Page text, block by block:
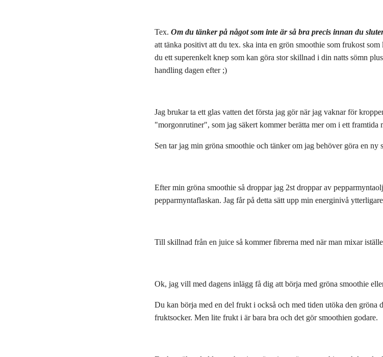
Tex. Om du tänker på något som inte är så bra precis innan du
att tänka positivt att du tex. ska inta en grön smoothie som frukost
du ett superenkelt knep som kan göra stor skillnad i din natts sömn
handling dagen efter ;)
Jag brukar ta ett glas vatten det första jag gör när jag vaknar för
"morgonrutiner", som jag säkert kommer berätta mer om i ett framtida
Sen tar jag min gröna smoothie och tänker om jag behöver göra en ny
Efter min gröna smoothie så droppar jag 2st droppar av
pepparmyntaflaskan. Jag får på detta sätt upp min energinivå
Till skillnad från en juice så kommer fibrerna med när man mixar
Ok, jag vill med dagens inlägg få dig att börja med gröna smoothie
Du kan börja med en del frukt i också och med tiden utöka den
fruktsocker. Men lite frukt i är bara bra och det gör smoothien godare.